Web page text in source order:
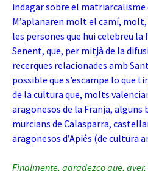
indagar sobre el
M’aplanaren molt el camí,
les persones que hui celebreu
Senent, que, per mitjà de la
recerques relacionades amb
possible que s’escampe lo que
de la cultura que, molts
aragonesos de la Franja,
murcians de Calasparra,
aragonesos d’Apiés (de cultura
Finalmente, agradezco que,